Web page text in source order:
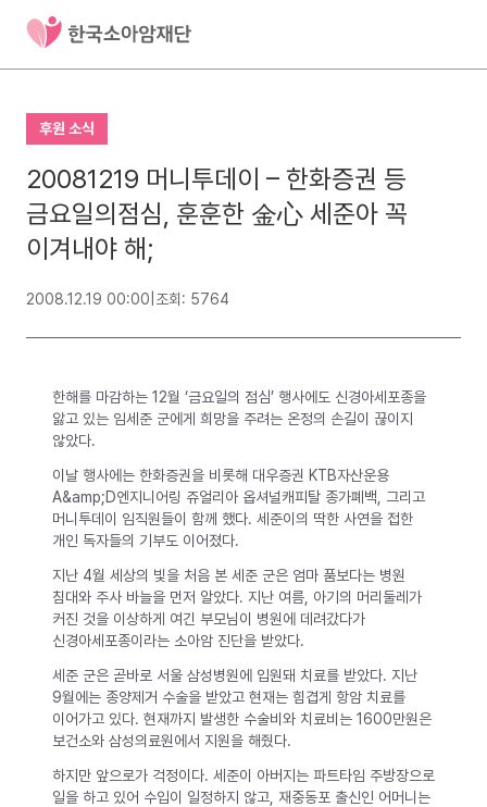
후원 소식
20081219 머니투데이 – 한화증권 등
금요일의점심, 훈훈한 金心 세준아 꼭
이겨내야 해;
2008.12.19 00:00 조회: 5764
한해를 마감하는 12월 ‘금요일의 점심’ 행사에도 신경아세포종을
앓고 있는 임세준 군에게 희망을 주려는 온정의 손길이 끊이지
않았다.
이날 행사에는 한화증권을 비롯해 대우증권 KTB자산운용
A&amp;D엔지니어링 쥬얼리아 옵셔널캐피탈 종가폐백, 그리고
머니투데이 임직원들이 함께 했다. 세준이의 딱한 사연을 접한
개인 독자들의 기부도 이어졌다.
지난 4월 세상의 빛을 처음 본 세준 군은 엄마 품보다는 병원
침대와 주사 바늘을 먼저 알았다. 지난 여름, 아기의 머리둘레가
커진 것을 이상하게 여긴 부모님이 병원에 데려갔다가
신경아세포종이라는 소아암 진단을 받았다.
세준 군은 곧바로 서울 삼성병원에 입원돼 치료를 받았다. 지난
9월에는 종양제거 수술을 받았고 현재는 힘겹게 항암 치료를
이어가고 있다. 현재까지 발생한 수술비와 치료비는 1600만원은
보건소와 삼성의료원에서 지원을 해줬다.
하지만 앞으로가 걱정이다. 세준이 아버지는 파트타임 주방장으로
일을 하고 있어 수입이 일정하지 않고, 재중동포 출신인 어머니는